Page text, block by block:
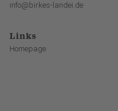
info@birkes-landei.de
Links
Homepage